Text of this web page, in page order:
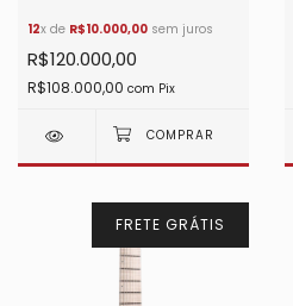
12x de R$10.000,00 sem juros
R$120.000,00
R$108.000,00 com Pix
FRETE GRÁTIS